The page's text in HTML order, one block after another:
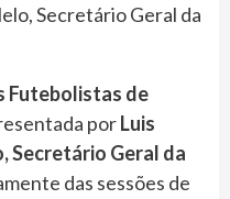
Secretário Geral da
Futebolistas de
porLuis
Secretário Geral da
das sessões de